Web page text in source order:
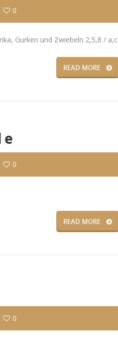
0
Gurken und Zwiebeln 2,5,8 / a,c
READ MORE
0
READ MORE
0